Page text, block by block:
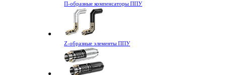
П-образные компенсаторы ППУ
Z-образные элементы ППУ